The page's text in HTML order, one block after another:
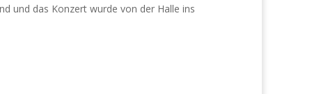
und das Konzert wurde von der Halle ins